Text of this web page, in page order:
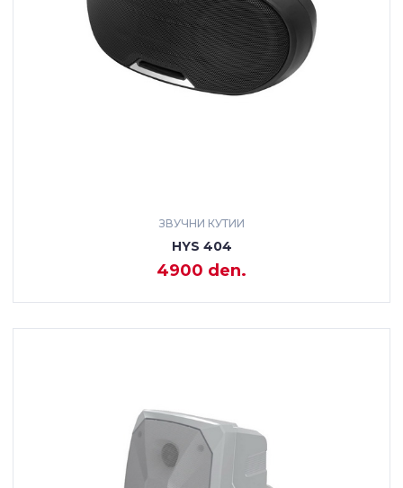
ЗВУЧНИ КУТИИ
HYS 404
4900 den.